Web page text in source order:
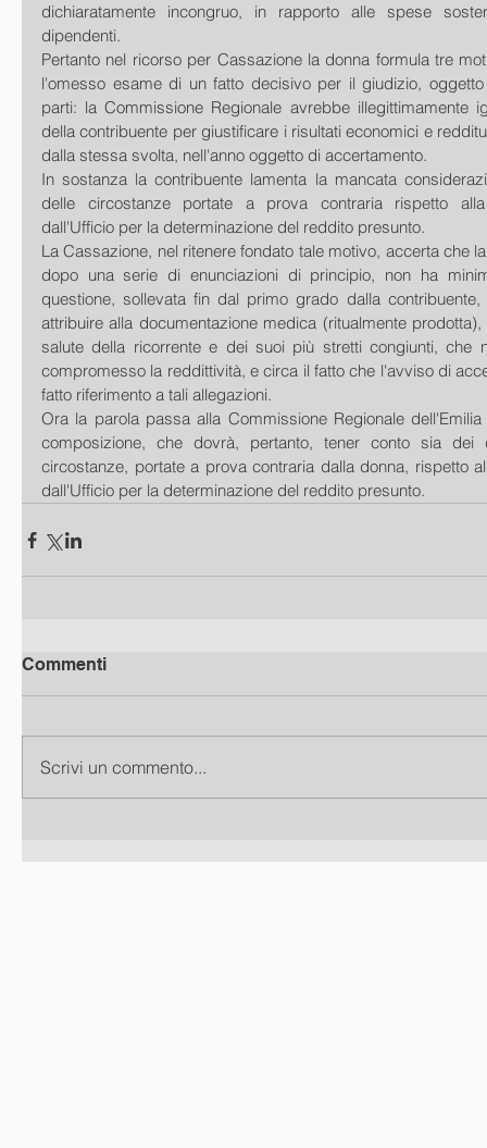
dichiaratamente incongruo, in rapporto alle spese
dipendenti.
Pertanto nel ricorso per Cassazione la donna formula tre
l'omesso esame di un fatto decisivo per il giudizio,
parti: la Commissione Regionale avrebbe illegittimamente
della contribuente per giustificare i risultati economici e
dalla stessa svolta, nell'anno oggetto di accertamento.
In sostanza la contribuente lamenta la mancata
delle circostanze portate a prova contraria rispetto
dall'Ufficio per la determinazione del reddito presunto.
La Cassazione, nel ritenere fondato tale motivo, accerta che
dopo una serie di enunciazioni di principio, non ha
questione, sollevata fin dal primo grado dalla
attribuire alla documentazione medica (ritualmente
salute della ricorrente e dei suoi più stretti congiunti, che
compromesso la reddittività, e circa il fatto che l'avviso di
fatto riferimento a tali allegazioni.
Ora la parola passa alla Commissione Regionale
composizione, che dovrà, pertanto, tener conto sia dei
circostanze, portate a prova contraria dalla donna, rispetto
dall'Ufficio per la determinazione del reddito presunto.
Commenti
Scrivi un commento...